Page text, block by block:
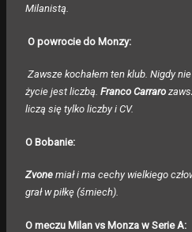
Milanistą.
O powrocie do Monzy:
Zawsze kochałem ten klub. Nigdy
życie jest liczbą. Franco Carraro
liczą się tylko liczby i CV.
O Bobanie:
Zvone miał i ma cechy wielkiego
grał w piłkę (śmiech).
O meczu Milan vs Monza w Serie A: